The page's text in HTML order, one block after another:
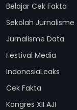
Belajar Cek Fakta
Sekolah Jurnalisme
Jurnalisme Data
Festival Media
IndonesiaLeaks
Cek Fakta
Kongres XII AJI